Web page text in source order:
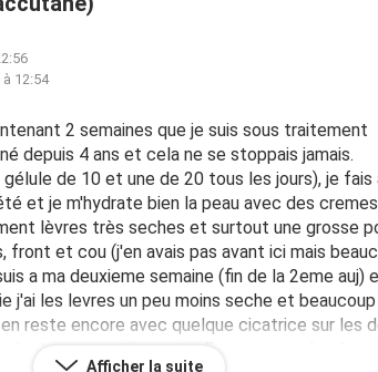
à 12:54
2 semaines que je suis sous traitement
depuis 4 ans et cela ne se stoppais jamais.
gélule de 10 et une de 20 tous les jours), je
et je m'hydrate bien la peau avec des
lèvres très seches et surtout une grosse
front et cou (j'en avais pas avant ici mais
a ma deuxieme semaine (fin de la 2eme auj)
j'ai les levres un peu moins seche et beaucoup
reste encore avec quelque cicatrice sur les
s'estomper petit a petit. Est-ce normal au bout
Afficher la suite